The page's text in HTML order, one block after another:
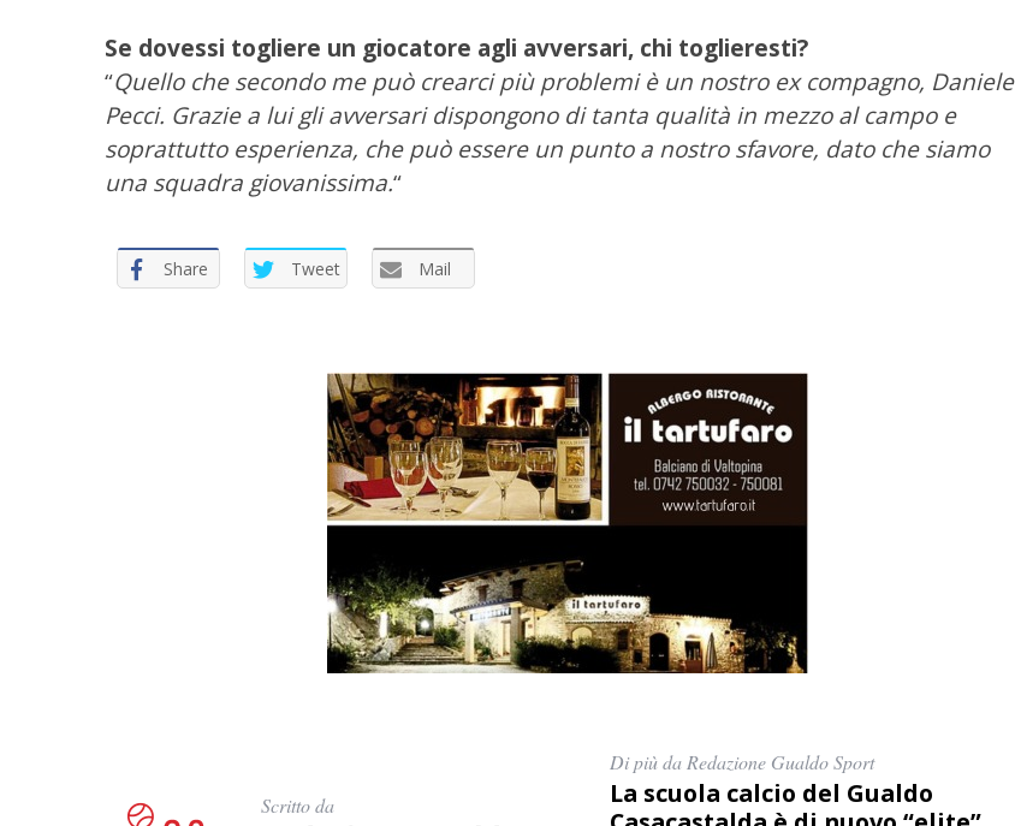
Se dovessi togliere un giocatore agli avversari, chi toglieresti?
“Quello che secondo me può crearci più problemi è un nostro ex compagno, Daniele
Pecci. Grazie a lui gli avversari dispongono di tanta qualità in mezzo al campo e
soprattutto esperienza, che può essere un punto a nostro sfavore, dato che siamo
una squadra giovanissima.“
Share Tweet Mail
Scritto da
Di più da Redazione Gualdo Sport
La scuola calcio del Gualdo